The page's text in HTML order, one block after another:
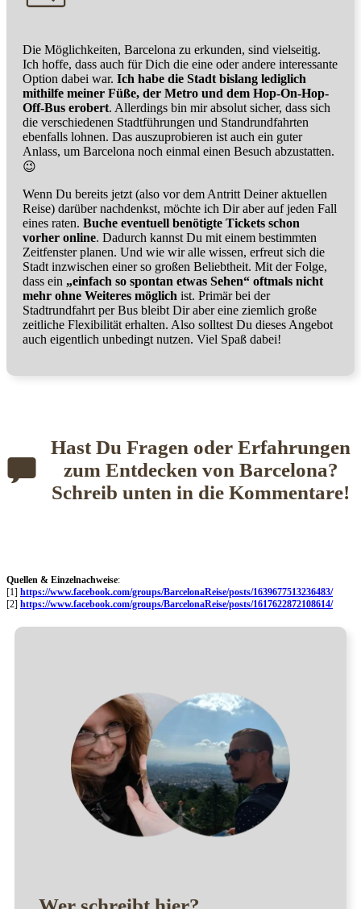
Die Möglichkeiten, Barcelona zu erkunden, sind vielseitig.
Ich hoffe, dass auch für Dich die eine oder andere interessante
Option dabei war. Ich habe die Stadt bislang lediglich
mithilfe meiner Füße, der Metro und dem Hop-On-Hop-
Off-Bus erobert. Allerdings bin mir absolut sicher, dass sich
die verschiedenen Stadtführungen und Standrundfahrten
ebenfalls lohnen. Das auszuprobieren ist auch ein guter
Anlass, um Barcelona noch einmal einen Besuch abzustatten.
😉
Wenn Du bereits jetzt (also vor dem Antritt Deiner aktuellen
Reise) darüber nachdenkst, möchte ich Dir aber auf jeden Fall
eines raten. Buche eventuell benötigte Tickets schon
vorher online. Dadurch kannst Du mit einem bestimmten
Zeitfenster planen. Und wie wir alle wissen, erfreut sich die
Stadt inzwischen einer so großen Beliebtheit. Mit der Folge,
dass ein „einfach so spontan etwas Sehen“ oftmals nicht
mehr ohne Weiteres möglich ist. Primär bei der
Stadtrundfahrt per Bus bleibt Dir aber eine ziemlich große
zeitliche Flexibilität erhalten. Also solltest Du dieses Angebot
auch eigentlich unbedingt nutzen. Viel Spaß dabei!
Hast Du Fragen oder Erfahrungen
zum Entdecken von Barcelona?
Schreib unten in die Kommentare!
Quellen & Einzelnachweise:
[1] https://www.facebook.com/groups/BarcelonaReise/posts/1639677513236483/
[2] https://www.facebook.com/groups/BarcelonaReise/posts/1617622872108614/